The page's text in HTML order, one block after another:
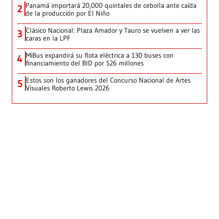
2 Panamá importará 20,000 quintales de cebolla ante caída
de la producción por El Niño
3 Clásico Nacional: Plaza Amador y Tauro se vuelven a ver las
caras en la LPF
4 MiBus expandirá su flota eléctrica a 130 buses con
financiamiento del BID por $26 millones
5 Estos son los ganadores del Concurso Nacional de Artes
Visuales Roberto Lewis 2026